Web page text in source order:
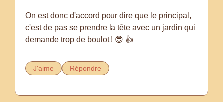
On est donc d'accord pour dire que le principal,
c'est de pas se prendre la tête avec un jardin qui
demande trop de boulot ! 😎 👍
J'aime Répondre